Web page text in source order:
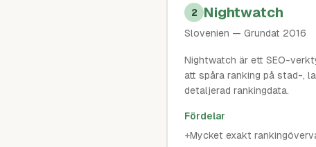
2 Nightwatch
Slovenien — Grundat 2016
Nightwatch är ett SEO-
att spåra ranking på stad-,
detaljerad rankingdata.
Fördelar
+Mycket exakt